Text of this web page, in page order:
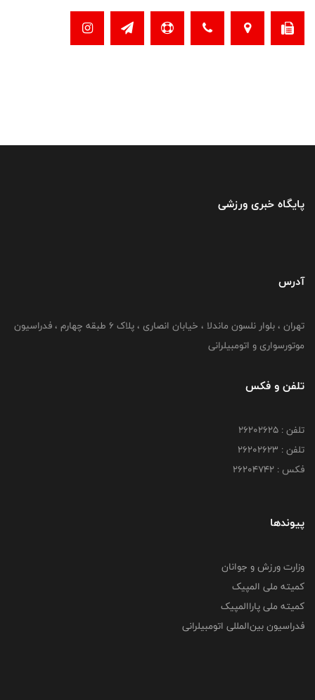
پایگاه خبری ورزشی
آدرس
تهران ، بلوار نلسون ماندلا ، خیابان انصاری ، پلاک ۶ طبقه چهارم ، فدراسیون
موتورسواری و اتومبیلرانی
تلفن و فکس
تلفن : ۲۶۲۰۲۶۲۵
تلفن : ۲۶۲۰۲۶۲۳
فکس : ۲۶۲۰۴۷۴۲
پیوندها
وزارت ورزش و جوانان
کمیته ملی المپیک
کمیته ملی پاراالمپیک
فدراسیون بین‌المللی اتومبیلرانی